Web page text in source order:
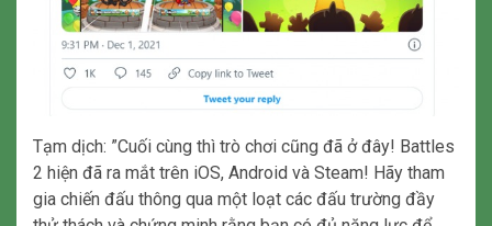
Tạm dịch: ”Cuối cùng thì trò chơi cũng đã ở đây! Battles
2 hiện đã ra mắt trên iOS, Android và Steam! Hãy tham
gia chiến đấu thông qua một loạt các đấu trường đầy